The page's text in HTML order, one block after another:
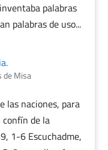
palabras
palabras de uso...
de Misa
las naciones, para
de la
1-6 Escuchadme,